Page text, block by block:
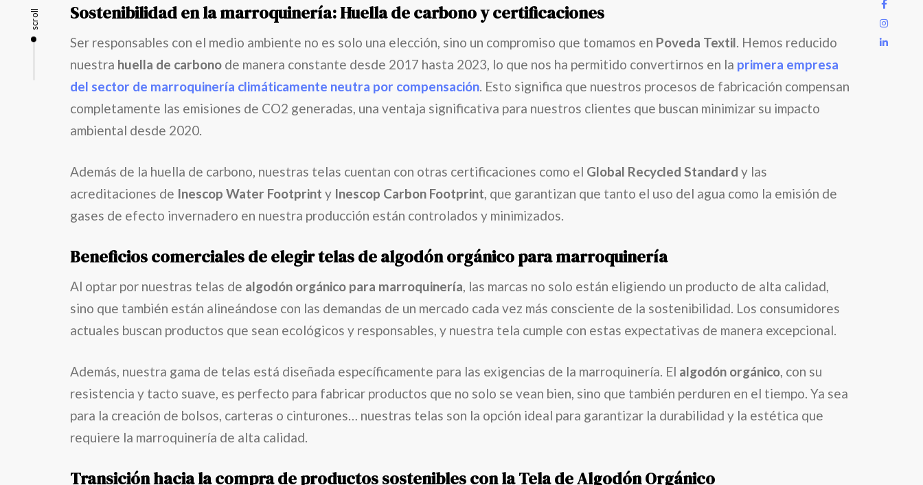
scroll Sostenibilidad en la marroquinería: Huella de carbono y certificaciones
Ser responsables con el medio ambiente no es solo una elección, sino un compromiso que tomamos en Poveda Textil. Hemos reducido
nuestra huella de carbono de manera constante desde 2017 hasta 2023, lo que nos ha permitido convertirnos en la primera empresa
del sector de marroquinería climáticamente neutra por compensación. Esto significa que nuestros procesos de fabricación compensan
completamente las emisiones de CO2 generadas, una ventaja significativa para nuestros clientes que buscan minimizar su impacto
ambiental desde 2020.
Además de la huella de carbono, nuestras telas cuentan con otras certificaciones como el Global Recycled Standard y las
acreditaciones de Inescop Water Footprint y Inescop Carbon Footprint, que garantizan que tanto el uso del agua como la emisión de
gases de efecto invernadero en nuestra producción están controlados y minimizados.
Beneficios comerciales de elegir telas de algodón orgánico para marroquinería
Al optar por nuestras telas de algodón orgánico para marroquinería, las marcas no solo están eligiendo un producto de alta calidad,
sino que también están alineándose con las demandas de un mercado cada vez más consciente de la sostenibilidad. Los consumidores
actuales buscan productos que sean ecológicos y responsables, y nuestra tela cumple con estas expectativas de manera excepcional.
Además, nuestra gama de telas está diseñada específicamente para las exigencias de la marroquinería. El algodón orgánico, con su
resistencia y tacto suave, es perfecto para fabricar productos que no solo se vean bien, sino que también perduren en el tiempo. Ya sea
para la creación de bolsos, carteras o cinturones… nuestras telas son la opción ideal para garantizar la durabilidad y la estética que
requiere la marroquinería de alta calidad.
Transición hacia la compra de productos sostenibles con la Tela de Algodón Orgánico